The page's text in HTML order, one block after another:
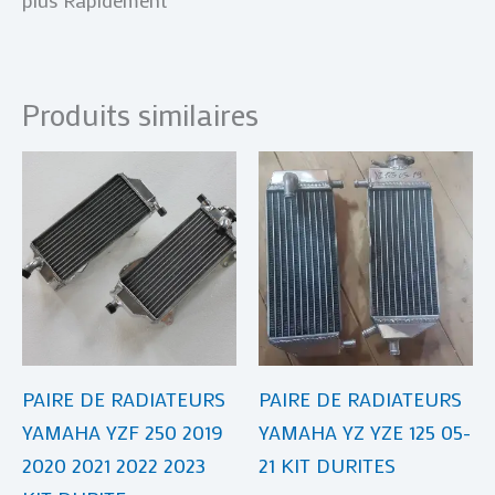
Produits similaires
PAIRE DE RADIATEURS
YAMAHA YZF 250 2019
2020 2021 2022 2023
prix :
€ 69,00
à
€ 210,00
produit
a
plusieurs
variations.
options
peuvent
être
choisies
PAIRE DE RADIATEURS
YAMAHA YZ YZE 125 05-
21 KIT DURITES
Plage
de
prix :
€ 65,00
à
€ 209,00
Les
être